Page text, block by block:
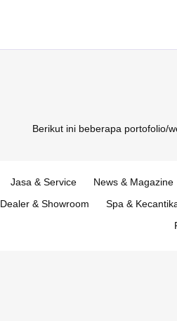
Berikut ini beberapa portofolio/
Jasa & Service News & Magazine
Dealer & Showroom Spa &